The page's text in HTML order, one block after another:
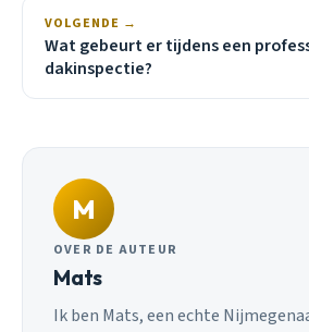
VOLGENDE →
Wat gebeurt er tijdens een
dakinspectie?
M
OVER DE AUTEUR
Mats
Ik ben Mats, een echte